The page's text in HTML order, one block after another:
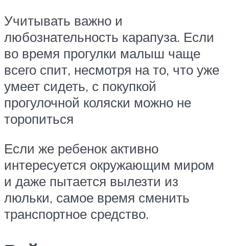
Учитывать важно и
любознательность карапуза. Если
во время прогулки малыш чаще
всего спит, несмотря на то, что уже
умеет сидеть, с покупкой
прогулочной коляски можно не
торопиться
Если же ребенок активно
интересуется окружающим миром
и даже пытается вылезти из
люльки, самое время сменить
транспортное средство.